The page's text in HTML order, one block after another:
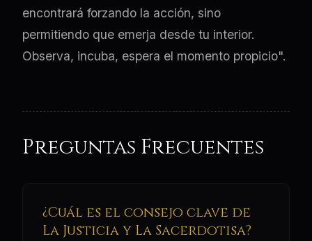
encontrará forzando la acción, sino
permitiendo que emerja desde tu interior.
Observa, incuba, espera el momento propicio".
Preguntas Frecuentes
¿Cuál es el consejo clave de
La Justicia y La Sacerdotisa?